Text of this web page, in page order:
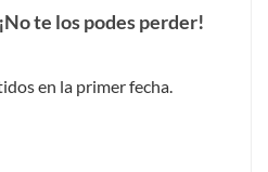
te los podes perder!
en la primer fecha.